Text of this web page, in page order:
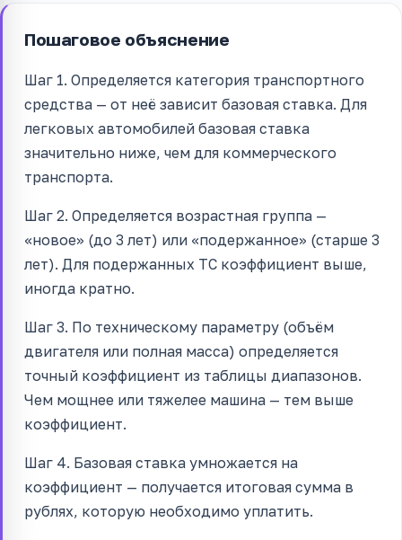
Пошаговое объяснение
Шаг 1. Определяется категория транспортного
средства — от неё зависит базовая ставка. Для
легковых автомобилей базовая ставка
значительно ниже, чем для коммерческого
транспорта.
Шаг 2. Определяется возрастная группа —
«новое» (до 3 лет) или «подержанное» (старше 3
лет). Для подержанных ТС коэффициент выше,
иногда кратно.
Шаг 3. По техническому параметру (объём
двигателя или полная масса) определяется
точный коэффициент из таблицы диапазонов.
Чем мощнее или тяжелее машина — тем выше
коэффициент.
Шаг 4. Базовая ставка умножается на
коэффициент — получается итоговая сумма в
рублях, которую необходимо уплатить.